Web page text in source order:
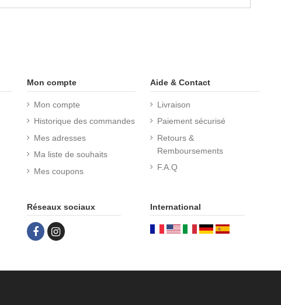
Mon compte
Mon compte
Historique des commandes
Mes adresses
Ma liste de souhaits
Mes coupons
Aide & Contact
Livraison
Paiement sécurisé
Retours &
Remboursements
F.A.Q
Réseaux sociaux International